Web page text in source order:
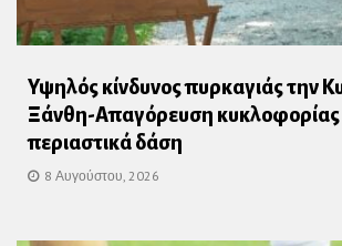
Υψηλός κίνδυνος πυρκαγιάς την
Ξάνθη-Απαγόρευση κυκλοφορίας
περιαστικά δάση
8 Αυγούστου, 2026